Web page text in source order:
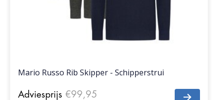
Mario Russo Rib Skipper - Schipperstrui
Adviesprijs €99,95